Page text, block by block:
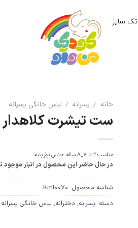
تک سایز
خانه / پسرانه / لباس خانگی پسرانه
ست تیشرت کلاهدار
مناسب ۲ تا ۷_۸ ساله جنس نخ پنبه
در حال حاضر این محصول در انبار
شناسه محصول: Kmt0070
دسته: پسرانه, دخترانه, لباس خانگی پسرانه